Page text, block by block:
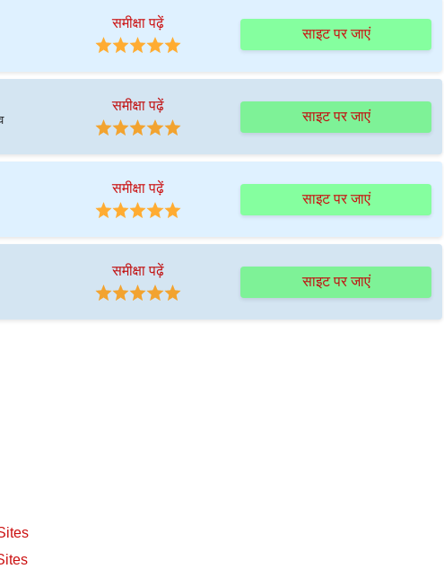
समीक्षा पढ़ें
साइट पर जाएं
समीक्षा पढ़ें
साइट पर जाएं
समीक्षा पढ़ें
साइट पर जाएं
समीक्षा पढ़ें
साइट पर जाएं